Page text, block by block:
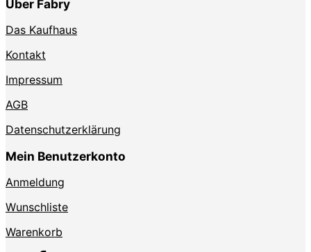
Über Fabry
Das Kaufhaus
Kontakt
Impressum
AGB
Datenschutzerklärung
Mein Benutzerkonto
Anmeldung
Wunschliste
Warenkorb